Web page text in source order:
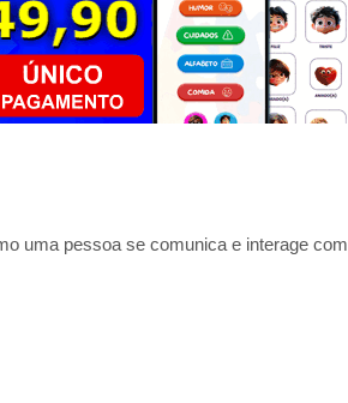
uma pessoa se comunica e interage com